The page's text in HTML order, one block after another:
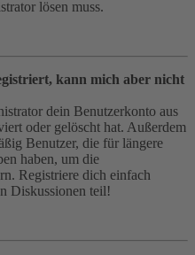
lösen muss.
kann mich aber nicht
dein Benutzerkonto aus
oder gelöscht hat. Außerdem
Benutzer, die für längere
haben, um die
Registriere dich einfach
Diskussionen teil!